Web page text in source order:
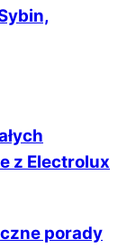
z Electrolux
porady